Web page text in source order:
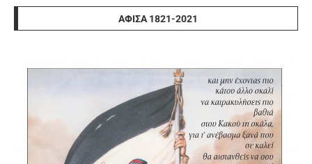
ΑΦΊΣΑ 1821-2021